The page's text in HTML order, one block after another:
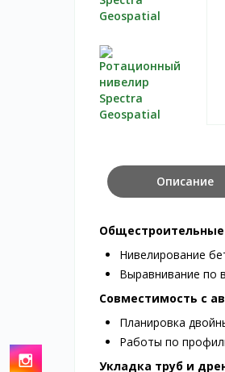
Описание
Нивелирование
Выравнивание по
Совместимость с
Планировка
Работы по
Укладка труб и